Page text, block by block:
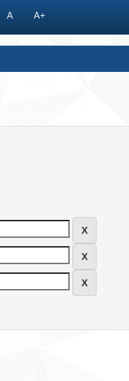
A A+